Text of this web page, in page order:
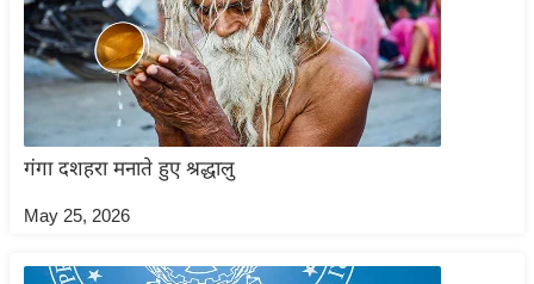
चा
य
प
र
मी
र्म
गंगा दशहरा मनाते हुए श्रद्धालु
May 25, 2026